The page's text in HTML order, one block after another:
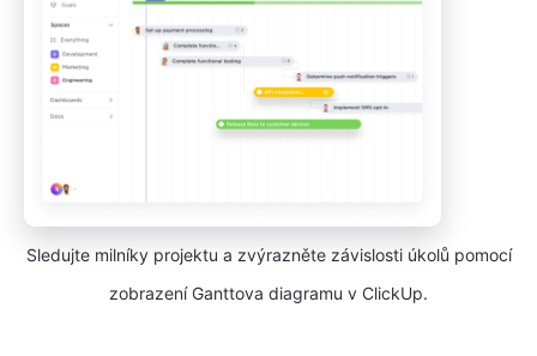
Sledujte milníky projektu a zvýrazněte závislosti úkolů pomocí
zobrazení Ganttova diagramu v ClickUp.